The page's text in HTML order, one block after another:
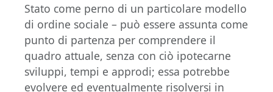
Stato come perno di un particolare modello
di ordine sociale – può essere assunta come
punto di partenza per comprendere il
quadro attuale, senza con ciò ipotecarne
sviluppi, tempi e approdi; essa potrebbe
evolvere ed eventualmente risolversi in